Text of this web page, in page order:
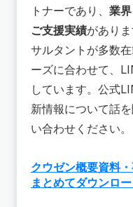
トナーであり、 業
ご支援実績があり
サルタントが多数
ーズに合わせて、
しています。公式
新情報について話
い合わせください。
クウゼン概要資料
まとめてダウンロ